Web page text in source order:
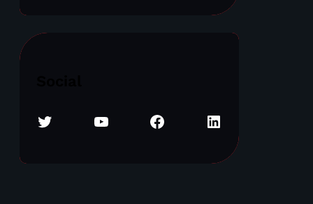
Twitter YouTube Facebook LinkedIn